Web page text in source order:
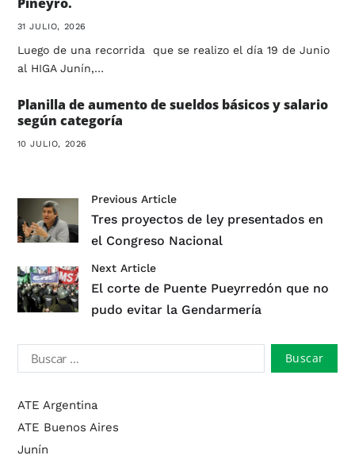
31 JULIO, 2026
Luego de una recorrida que se realizo el día 19 de Junio
al HIGA Junín,…
Planilla de aumento de sueldos básicos y salario
según categoría
10 JULIO, 2026
Previous Article
Tres proyectos de ley presentados en
el Congreso Nacional
Next Article
El corte de Puente Pueyrredón que no
pudo evitar la Gendarmería
ATE Argentina
ATE Buenos Aires
Junín